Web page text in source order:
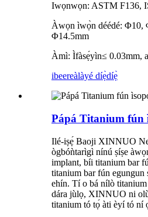
Iwọnwọn: ASTM F136,
Àwọn ìwọ̀n déédé:
Φ14.5mm
Àmì: Ìfàsẹ́yìn≤ 0.03mm,
ibeereàlàyé díẹ̀díẹ̀
Pápá Titanium fún
Ilé-iṣẹ́ Baoji XINNUO
ògbóǹtarìgì nínú ṣíṣe
implant, bíi titanium bar
titanium bar fún egungun
ehín. Tí o bá nílò
dára jùlọ, XINNUO ni
titanium tó tọ́ àti èyí tó ní